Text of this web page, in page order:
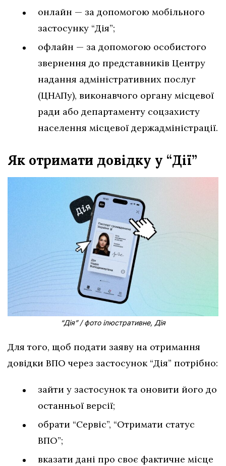
онлайн — за допомогою мобільного
застосунку “Дія”;
офлайн — за допомогою особистого
звернення до представників Центру
надання адміністративних послуг
(ЦНАПу), виконавчого органу місцевої
ради або департаменту соцзахисту
населення місцевої держадміністрації.
Як отримати довідку у “Дії”
“Дія” / фото ілюстративне, Дія
Для того, щоб подати заяву на отримання
довідки ВПО через застосунок “Дія” потрібно:
зайти у застосунок та оновити його до
останньої версії;
обрати “Сервіс”, “Отримати статус
ВПО”;
вказати дані про своє фактичне місце